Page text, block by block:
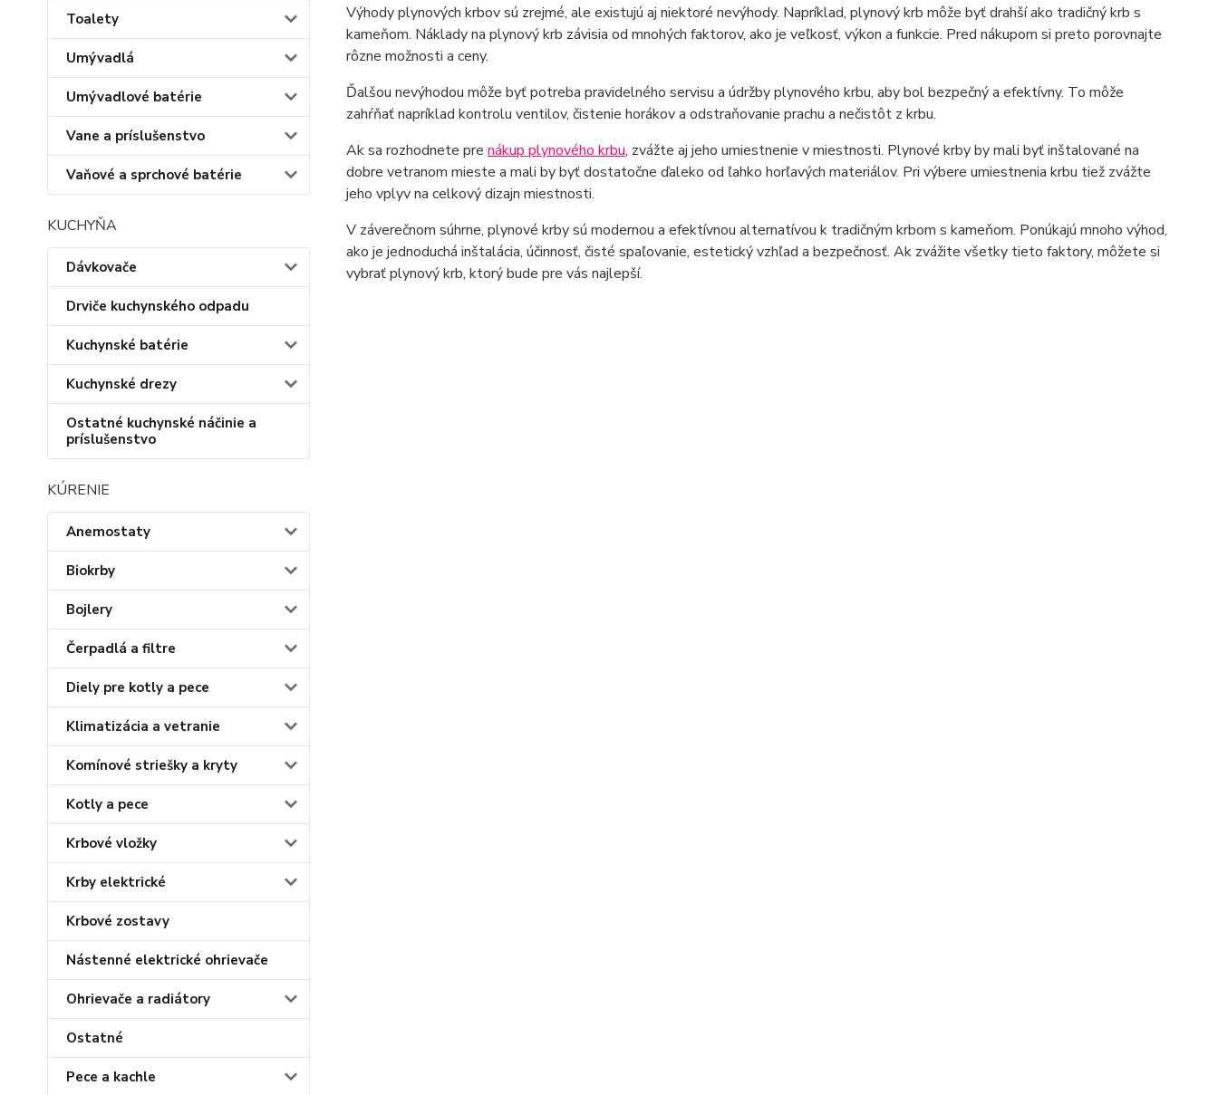
Toalety
Umývadlá
Umývadlové batérie
Vane a príslušenstvo
Vaňové a sprchové batérie
KUCHYŇA
Dávkovače
Drviče kuchynského odpadu
Kuchynské batérie
Kuchynské drezy
Ostatné kuchynské náčinie a
príslušenstvo
KÚRENIE
Anemostaty
Biokrby
Bojlery
Čerpadlá a filtre
Diely pre kotly a pece
Klimatizácia a vetranie
Komínové striešky a kryty
Kotly a pece
Krbové vložky
Krby elektrické
Krbové zostavy
Nástenné elektrické ohrievače
Ohrievače a radiátory
Ostatné
Pece a kachle
Výhody plynových krbov sú zrejmé, ale existujú aj niektoré nevýhody. Napríklad, plynový krb môže byť drahší ako tradičný krb s
kameňom. Náklady na plynový krb závisia od mnohých faktorov, ako je veľkosť, výkon a funkcie. Pred nákupom si preto porovnajte
rôzne možnosti a ceny.
Ďalšou nevýhodou môže byť potreba pravidelného servisu a údržby plynového krbu, aby bol bezpečný a efektívny. To môže
zahŕňať napríklad kontrolu ventilov, čistenie horákov a odstraňovanie prachu a nečistôt z krbu.
Ak sa rozhodnete pre nákup plynového krbu, zvážte aj jeho umiestnenie v miestnosti. Plynové krby by mali byť inštalované na
dobre vetranom mieste a mali by byť dostatočne ďaleko od ľahko horľavých materiálov. Pri výbere umiestnenia krbu tiež zvážte
jeho vplyv na celkový dizajn miestnosti.
V záverečnom súhrne, plynové krby sú modernou a efektívnou alternatívou k tradičným krbom s kameňom. Ponúkajú mnoho výhod,
ako je jednoduchá inštalácia, účinnosť, čisté spaľovanie, estetický vzhľad a bezpečnosť. Ak zvážite všetky tieto faktory, môžete si
vybrať plynový krb, ktorý bude pre vás najlepší.